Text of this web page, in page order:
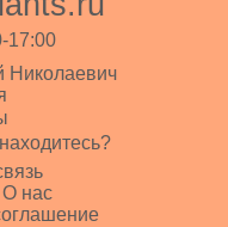
17:00
О нас